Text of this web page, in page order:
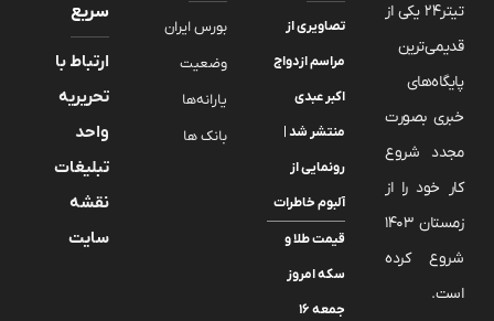
تیتر24 یکی از
قدیمی‌ترین
پایگاه‌های
خبری بصورت
مجدد شروع
کار خود را از
زمستان 1403
شروع کرده
است.
تصاویری از
مراسم ازدواج
اکبر عبدی
منتشر شد |
رونمایی از
آلبوم خاطرات
قیمت طلا و
سکه امروز
جمعه ۱۶
بورس ایران
وضعیت
یارانه‌ها
بانک ها
سریع
ارتباط با
تحریریه
واحد
تبلیغات
نقشه
سایت